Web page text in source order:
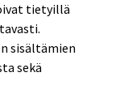
tietyillä
sisältämien
sekä